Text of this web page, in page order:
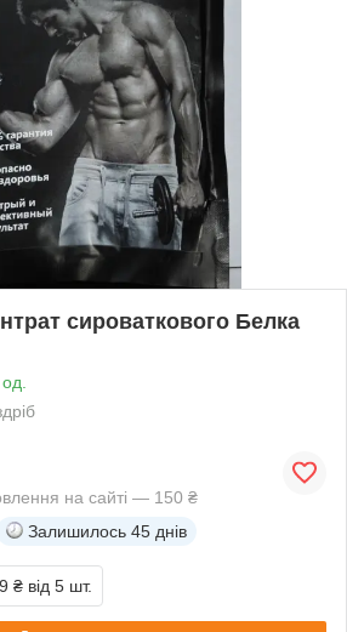
сироваткового Белка
на сайті — 150 ₴
Залишилось 45 днів
₴ від 5 шт.